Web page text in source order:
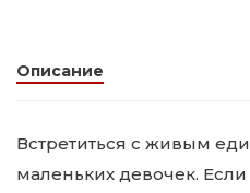
Описание
Встретиться с живым
маленьких девочек.